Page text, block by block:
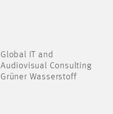
Global ​IT and
Audiovisual Consulting
Grüner Wasserstoff